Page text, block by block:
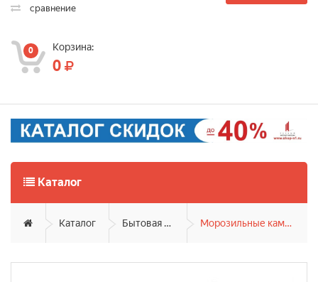
сравнение
0 Корзина:
0
Каталог
Каталог Бытовая техника Морозильные камеры и лари